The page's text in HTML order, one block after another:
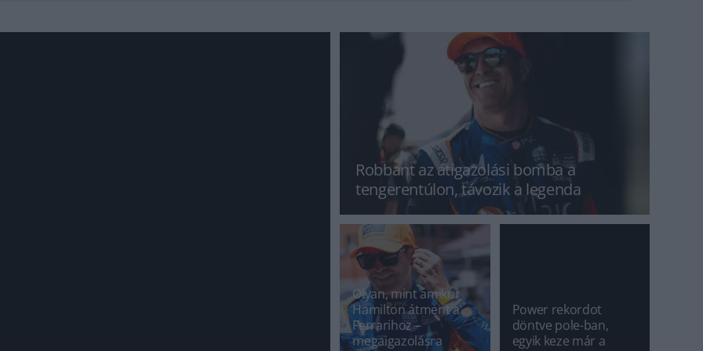
Robbant az átigazolási bomba a
tengerentúlon, távozik a legenda
Olyan, mint amikor
Hamilton átment a
Ferrarihoz –
megaigazolásra
Power rekordot
döntve pole-ban,
egyik keze már a